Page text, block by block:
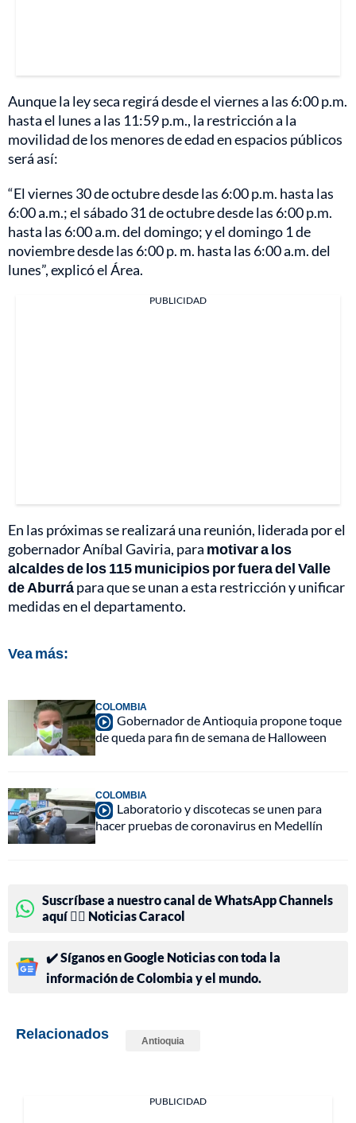
Aunque la ley seca regirá desde el viernes a las 6:00 p.m.
hasta el lunes a las 11:59 p.m., la restricción a la
movilidad de los menores de edad en espacios públicos
será así:
“El viernes 30 de octubre desde las 6:00 p.m. hasta las
6:00 a.m.; el sábado 31 de octubre desde las 6:00 p.m.
hasta las 6:00 a.m. del domingo; y el domingo 1 de
noviembre desde las 6:00 p. m. hasta las 6:00 a.m. del
lunes”, explicó el Área.
PUBLICIDAD
En las próximas se realizará una reunión, liderada por el
gobernador Aníbal Gaviria, para motivar a los
alcaldes de los 115 municipios por fuera del Valle
de Aburrápara que se unan a esta restricción y unificar
medidas en el departamento.
Vea más:
COLOMBIA
Gobernador de Antioquia propone toque
de queda para fin de semana de Halloween
COLOMBIA
Laboratorio y discotecas se unen para
hacer pruebas de coronavirus en Medellín
Suscríbase a nuestro canal de WhatsApp Channels
aquí 👉🏻 Noticias Caracol
✔️ Síganos en Google Noticias con toda la
información de Colombia y el mundo.
Relacionados Antioquia
PUBLICIDAD